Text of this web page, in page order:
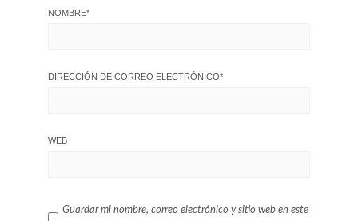
NOMBRE*
DIRECCIÓN DE CORREO ELECTRÓNICO*
WEB
Guardar mi nombre, correo electrónico y sitio web en este